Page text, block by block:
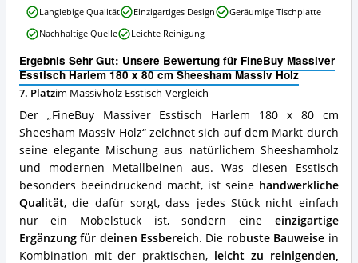
Angebote:
Wo
ist
dieser
Massivholz
Esstisch
erhältlich?
Ergebnis Sehr Gut: Unsere Bewertung für FineBuy Massiver
Esstisch Harlem 180 x 80 cm Sheesham Massiv Holz
7. Platzim Massivholz Esstisch-Vergleich
Der „FineBuy Massiver Esstisch Harlem 180 x 80 cm
Sheesham Massiv Holz“ zeichnet sich auf dem Markt durch
seine elegante Mischung aus natürlichem Sheeshamholz
und modernen Metallbeinen aus. Was diesen Esstisch
besonders beeindruckend macht, ist seine handwerkliche
Qualität, die dafür sorgt, dass jedes Stück nicht einfach
nur ein Möbelstück ist, sondern eine einzigartige
Ergänzung für deinen Essbereich. Die robuste Bauweise in
Kombination mit der praktischen, leicht zu reinigenden,
FineBuy
Massiver
Esstisch
180
x
80
cm
Sheesham
Massiv
Holz
Vorteile:
Was
spricht
für
diesen
Massivholz
Esstisch?
Langlebige Qualität Einzigartiges Design
Geräumige Tischplatte
Nachhaltige Quelle
Leichte Reinigung